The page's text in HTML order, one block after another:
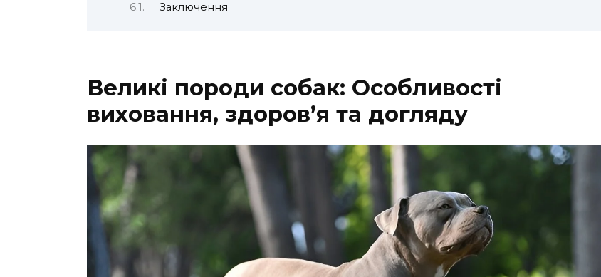
Заключення
Великі породи собак: Особливості
виховання, здоров’я та догляду